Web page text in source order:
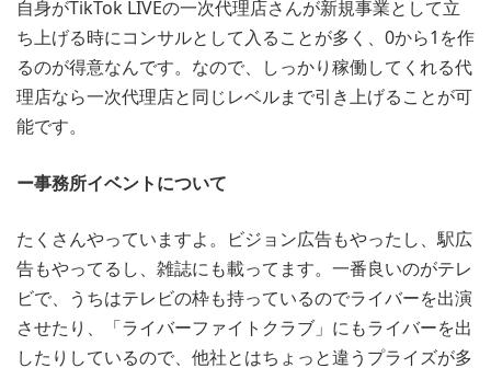
自身がTikTok LIVEの一次代理店さんが新規事業として立
ち上げる時にコンサルとして入ることが多く、0から1を作
るのが得意なんです。なので、しっかり稼働してくれる代
理店なら一次代理店と同じレベルまで引き上げることが可
能です。
ー事務所イベントについて
たくさんやっていますよ。ビジョン広告もやったし、駅広
告もやってるし、雑誌にも載ってます。一番良いのがテレ
ビで、うちはテレビの枠も持っているのでライバーを出演
させたり、「ライバーファイトクラブ」にもライバーを出
したりしているので、他社とはちょっと違うプライズが多